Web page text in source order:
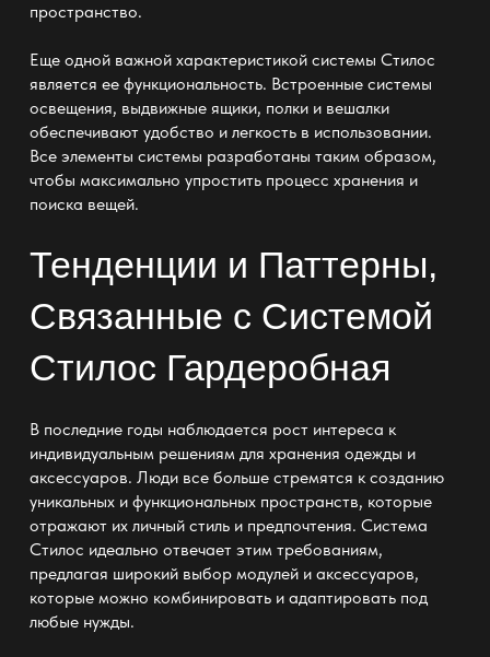
пространство.
Еще одной важной характеристикой системы Стилос
является ее функциональность. Встроенные системы
освещения, выдвижные ящики, полки и вешалки
обеспечивают удобство и легкость в использовании.
Все элементы системы разработаны таким образом,
чтобы максимально упростить процесс хранения и
поиска вещей.
Тенденции и Паттерны,
Связанные с Системой
Стилос Гардеробная
В последние годы наблюдается рост интереса к
индивидуальным решениям для хранения одежды и
аксессуаров. Люди все больше стремятся к созданию
уникальных и функциональных пространств, которые
отражают их личный стиль и предпочтения. Система
Стилос идеально отвечает этим требованиям,
предлагая широкий выбор модулей и аксессуаров,
которые можно комбинировать и адаптировать под
любые нужды.